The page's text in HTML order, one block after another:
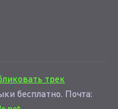
трек
бесплатно. Почта: